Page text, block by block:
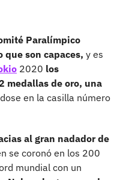
Paralímpico
que son capaces, y es
2020 los
medallas de oro, una
en la casilla número
al gran nadador de
se coronó en los 200
mundial con un